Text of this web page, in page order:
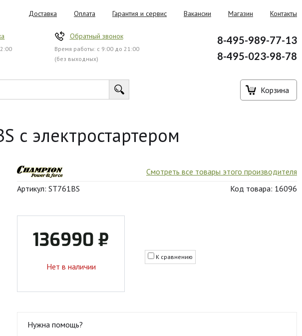
Доставка Оплата Гарантия и сервис Вакансии Магазин Контакты
Обратный звонок
Время работы: с 9:00 до 21:00
(без выходных)
8-495-989-77-13
8-495-023-98-78
Корзина
с электростартером
Смотреть все товары этого производителя
Артикул: ST761BS
Код товара: 16096
136990 ₽
Нет в наличии
К сравнению
Нужна помощь?